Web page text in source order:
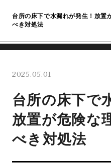
台所の床下で水漏れが発生！放置
べき対処法
2025.05.01
台所の床下で
放置が危険な
べき対処法